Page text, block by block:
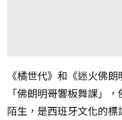
《橘世代》和《迷火佛
「佛朗明哥響板舞課」
陌生，是西班牙文化的